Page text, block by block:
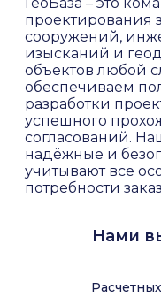
Геотехнический
Обследование
Почему
Опытные
Выбор
2D и 3D
Разработка
Подготовка
Фактическая
Вид работы
3D-
Комплексный
проектирования
сооружений,
изысканий и
объектов любой
обеспечиваем
разработки
успешного
согласований.
надёжные и
учитывают все
потребности
Нами